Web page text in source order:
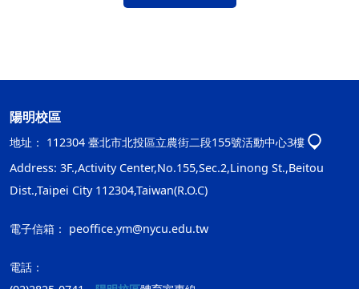
陽明校區
地址： 112304 臺北市北投區立農街二段155號活動中心3樓
Address: 3F.,Activity Center,No.155,Sec.2,Linong St.,Beitou
Dist.,Taipei City 112304,Taiwan(R.O.C)
電子信箱： peoffice.ym@nycu.edu.tw
電話：